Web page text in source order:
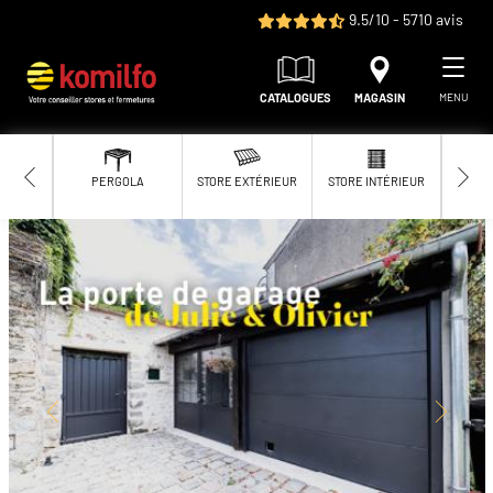
9.5/10 - 5710 avis
CATALOGUES MAGASIN MENU
PERGOLA STORE EXTÉRIEUR STORE INTÉRIEUR